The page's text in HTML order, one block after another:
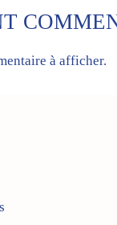
à afficher.